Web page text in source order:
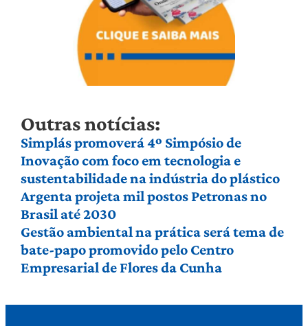
Outras notícias:
Simplás promoverá 4º Simpósio de
Inovação com foco em tecnologia e
sustentabilidade na indústria do plástico
Argenta projeta mil postos Petronas no
Brasil até 2030
Gestão ambiental na prática será tema de
bate-papo promovido pelo Centro
Empresarial de Flores da Cunha